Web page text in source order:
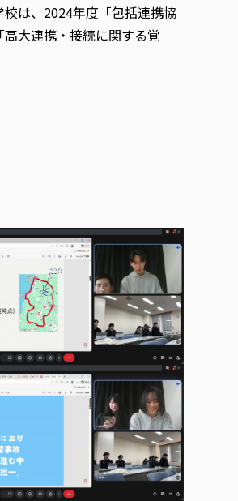
は、2024年度「包括連携協
大連携・接続に関する覚